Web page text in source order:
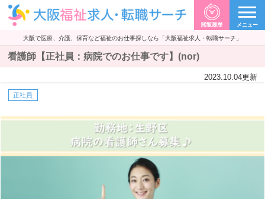
大阪で医療、介護、保育など福祉のお仕事探しなら「大阪福祉求人・転職サーチ」
閲覧履歴 メニュー
看護師【正社員：病院でのお仕事です】(nor)
2023.10.04更新
正社員